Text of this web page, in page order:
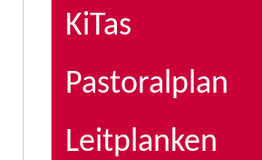
KiTas
Pastoralplan
Leitplanken